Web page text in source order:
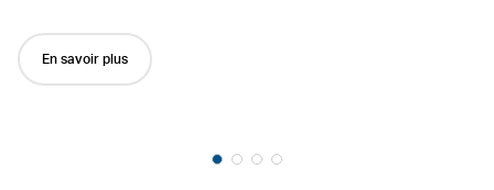
En savoir plus